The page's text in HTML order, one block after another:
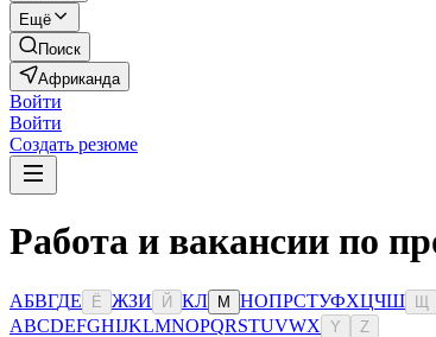
Ещё
Поиск
Африканда
Войти
Войти
Создать резюме
Работа и вакансии по
АБВГДЕ Ё ЖЗИ Й КЛ М НОПРСТУФХЦЧШ
ABCDEFGHIJKLMNOPQRSTUVWX Y Z